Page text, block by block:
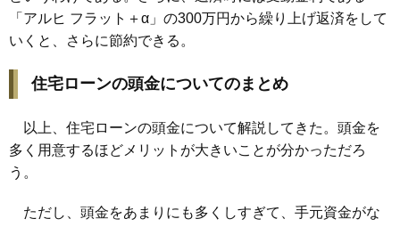
「アルヒ フラット＋α」の300万円から繰り上げ返済をして
いくと、さらに節約できる。
住宅ローンの頭金についてのまとめ
以上、住宅ローンの頭金について解説してきた。頭金を
多く用意するほどメリットが大きいことが分かっただろ
う。
ただし、頭金をあまりにも多くしすぎて、手元資金がな